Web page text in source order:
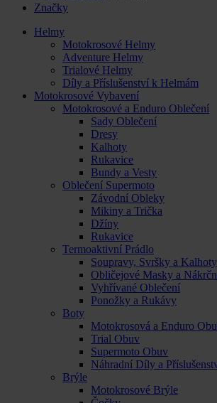
Značky
Helmy
Motokrosové Helmy
Adventure Helmy
Trialové Helmy
Díly a Příslušenství k Helmám
Motokrosové Vybavení
Motokrosové a Enduro Oblečení
Sady Oblečení
Dresy
Kalhoty
Rukavice
Bundy a Vesty
Oblečení Supermoto
Závodní Obleky
Mikiny a Trička
Džíny
Rukavice
Termoaktivní Prádlo
Soupravy, Svršky a Kalhoty
Obličejové Masky a
Vyhřívané Oblečení
Ponožky a Rukávy
Boty
Motokrosová a Enduro
Trial Obuv
Supermoto Obuv
Náhradní Díly a
Brýle
Motokrosové Brýle